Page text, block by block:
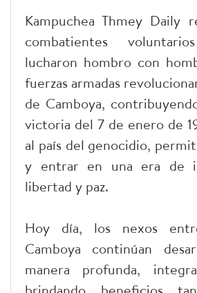
Kampuchea Thmey Daily
combatientes
lucharon hombro con
fuerzas armadas
de Camboya,
victoria del 7 de enero de
al país del genocidio,
y entrar en una era de
libertad y paz.
Hoy día, los nexos
Camboya continúan
manera profunda,